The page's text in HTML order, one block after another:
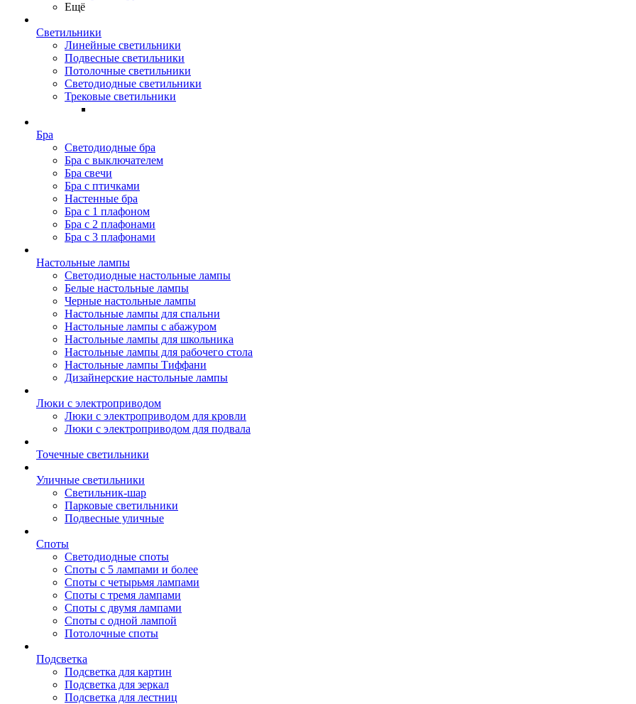
Ещё
Светильники
Линейные светильники
Подвесные светильники
Потолочные светильники
Светодиодные светильники
Трековые светильники
Бра
Светодиодные бра
Бра с выключателем
Бра свечи
Бра с птичками
Настенные бра
Бра с 1 плафоном
Бра с 2 плафонами
Бра с 3 плафонами
Настольные лампы
Светодиодные настольные лампы
Белые настольные лампы
Черные настольные лампы
Настольные лампы для спальни
Настольные лампы с абажуром
Настольные лампы для школьника
Настольные лампы для рабочего стола
Настольные лампы Тиффани
Дизайнерские настольные лампы
Люки с электроприводом
Люки с электроприводом для кровли
Люки с электроприводом для подвала
Точечные светильники
Уличные светильники
Светильник-шар
Парковые светильники
Подвесные уличные
Споты
Светодиодные споты
Споты с 5 лампами и более
Споты с четырьмя лампами
Споты с тремя лампами
Споты с двумя лампами
Споты с одной лампой
Потолочные споты
Подсветка
Подсветка для картин
Подсветка для зеркал
Подсветка для лестниц